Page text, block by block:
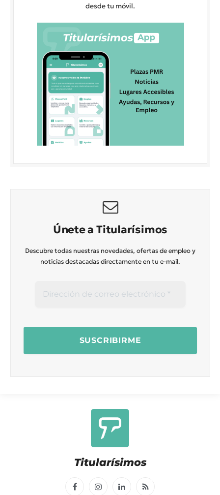
desde tu móvil.
Únete a Titularísimos
Descubre todas nuestras novedades, ofertas de empleo y
noticias destacadas directamente en tu e-mail.
Titularísimos
FacebookInstagramLinkedInRSS